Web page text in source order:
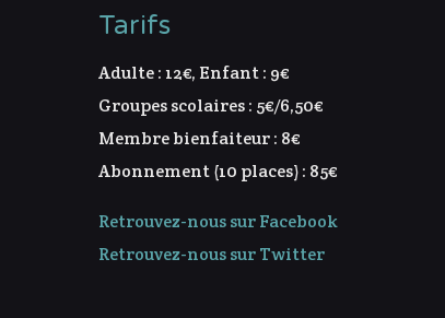
Tarifs
Adulte : 12€, Enfant : 9€
Groupes scolaires : 5€/6,50€
Membre bienfaiteur : 8€
Abonnement (10 places) : 85€
Retrouvez-nous sur Facebook
Retrouvez-nous sur Twitter